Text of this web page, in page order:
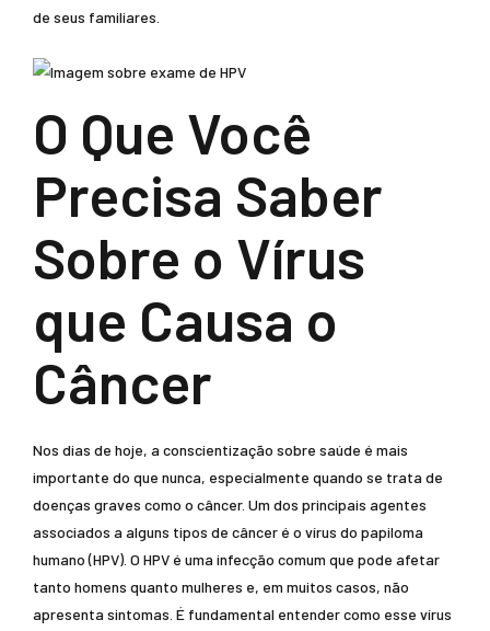
de seus familiares.
O Que Você
Precisa Saber
Sobre o Vírus
que Causa o
Câncer
Nos dias de hoje, a conscientização sobre saúde é mais
importante do que nunca, especialmente quando se trata de
doenças graves como o câncer. Um dos principais agentes
associados a alguns tipos de câncer é o vírus do papiloma
humano (HPV). O HPV é uma infecção comum que pode afetar
tanto homens quanto mulheres e, em muitos casos, não
apresenta sintomas. É fundamental entender como esse vírus